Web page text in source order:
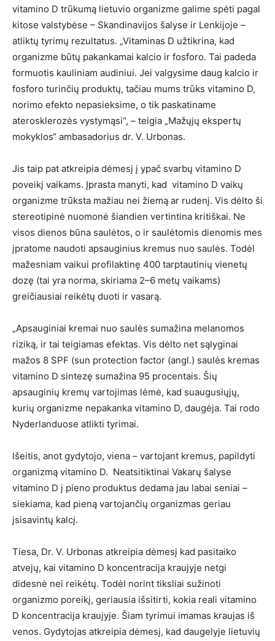
vitamino D trūkumą lietuvio organizme galime spėti pagal
kitose valstybėse – Skandinavijos šalyse ir Lenkijoje –
atliktų tyrimų rezultatus. „Vitaminas D užtikrina, kad
organizme būtų pakankamai kalcio ir fosforo. Tai padeda
formuotis kauliniam audiniui. Jei valgysime daug kalcio ir
fosforo turinčių produktų, tačiau mums trūks vitamino D,
norimo efekto nepasieksime, o tik paskatiname
aterosklerozės vystymąsi“, – teigia „Mažųjų ekspertų
mokyklos“ ambasadorius dr. V. Urbonas.
Jis taip pat atkreipia dėmesį į ypač svarbų vitamino D
poveikį vaikams. Įprasta manyti, kad vitamino D vaikų
organizme trūksta mažiau nei žiemą ar rudenį. Vis dėlto ši
stereotipinė nuomonė šiandien vertintina kritiškai. Ne
visos dienos būna saulėtos, o ir saulėtomis dienomis mes
įpratome naudoti apsauginius kremus nuo saulės. Todėl
mažesniam vaikui profilaktinę 400 tarptautinių vienetų
dozę (tai yra norma, skiriama 2–6 metų vaikams)
greičiausiai reikėtų duoti ir vasarą.
„Apsauginiai kremai nuo saulės sumažina melanomos
riziką, ir tai teigiamas efektas. Vis dėlto net sąlyginai
mažos 8 SPF (sun protection factor (angl.) saulės kremas
vitamino D sintezę sumažina 95 procentais. Šių
apsauginių kremų vartojimas lėmė, kad suaugusiųjų,
kurių organizme nepakanka vitamino D, daugėja. Tai rodo
Nyderlanduose atlikti tyrimai.
Išeitis, anot gydytojo, viena – vartojant kremus, papildyti
organizmą vitamino D. Neatsitiktinai Vakarų šalyse
vitamino D į pieno produktus dedama jau labai seniai –
siekiama, kad pieną vartojančių organizmas geriau
įsisavintų kalcį.
Tiesa, Dr. V. Urbonas atkreipia dėmesį kad pasitaiko
atvejų, kai vitamino D koncentracija kraujyje netgi
didesnė nei reikėtų. Todėl norint tiksliai sužinoti
organizmo poreikį, geriausia išsitirti, kokia reali vitamino
D koncentracija kraujyje. Šiam tyrimui imamas kraujas iš
venos. Gydytojas atkreipia dėmesį, kad daugelyje lietuvių